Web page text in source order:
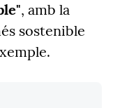
, amb la
sostenible